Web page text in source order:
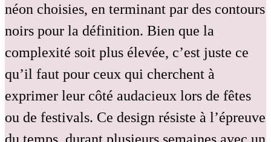
néon choisies, en terminant par des contours
noirs pour la définition. Bien que la
complexité soit plus élevée, c’est juste ce
qu’il faut pour ceux qui cherchent à
exprimer leur côté audacieux lors de fêtes
ou de festivals. Ce design résiste à l’épreuve